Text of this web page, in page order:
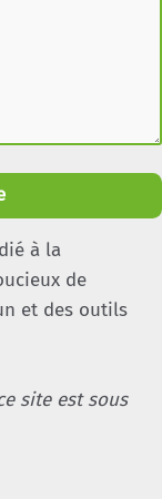
à la
de
et des outils
site est sous